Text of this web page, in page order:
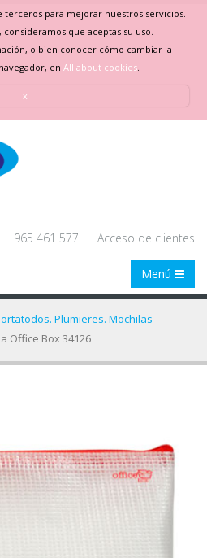
terceros para mejorar nuestros servicios.
que aceptas su uso.
o bien conocer cómo cambiar la
en All about cookies.
x
965 461 577 Acceso de clientes
Menú
Plumieres. Mochilas
Office Box 34126